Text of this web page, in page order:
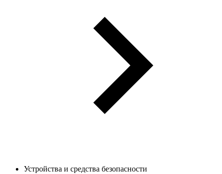
Устройства и средства безопасности